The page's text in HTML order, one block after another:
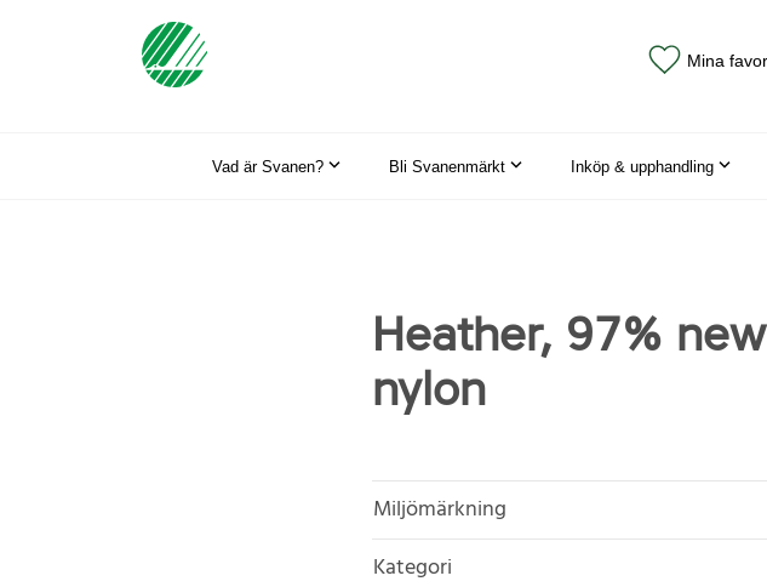
Mina
Vad är Svanen? Bli Svanenmärkt Inköp & upphandling
Heather, 97%
nylon
Miljömärkning
Kategori